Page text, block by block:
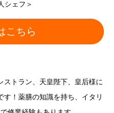
シェフ＞
こちら
ストラン、天皇陛下、皇后様に
す！薬膳の知識を持ち、イタリ